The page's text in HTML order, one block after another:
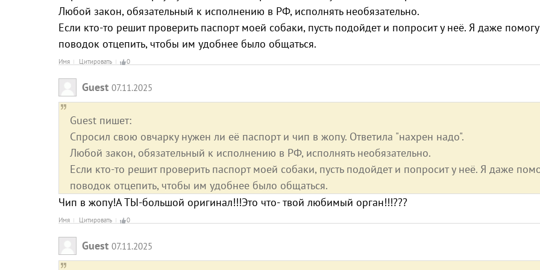
Любой закон, обязательный к исполнению в РФ, исполнять необязательно.
Если кто-то решит проверить паспорт моей собаки, пусть подойдет и попросит у неё. Я даже помогу
поводок отцепить, чтобы им удобнее было общаться.
Имя Цитировать 0
Guest 07.11.2025
Guest пишет:
Спросил свою овчарку нужен ли её паспорт и чип в жопу. Ответила "нахрен надо".
Любой закон, обязательный к исполнению в РФ, исполнять необязательно.
Если кто-то решит проверить паспорт моей собаки, пусть подойдет и попросит у неё. Я даже
поводок отцепить, чтобы им удобнее было общаться.
Чип в жопу!А ТЫ-большой оригинал!!!Это что- твой любимый орган!!!???
Имя Цитировать 0
Guest 07.11.2025